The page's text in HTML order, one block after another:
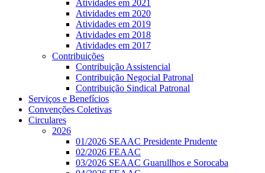
Atividades em 2021
Atividades em 2020
Atividades em 2019
Atividades em 2018
Atividades em 2017
Contribuições
Contribuição Assistencial
Contribuição Negocial Patronal
Contribuição Sindical Patronal
Serviços e Benefícios
Convenções Coletivas
Circulares
2026
01/2026 SEAAC Presidente Prudente
02/2026 FEAAC
03/2026 SEAAC Guarullhos e Sorocaba